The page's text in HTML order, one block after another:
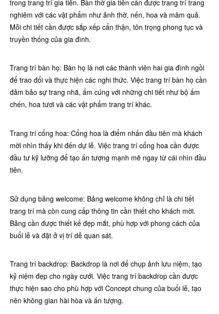
trong trang trí gia tiên. Bàn thờ gia tiên cần được trang trí trang
nghiêm với các vật phẩm như ảnh thờ, nến, hoa và mâm quả.
Mỗi chi tiết cần được sắp xếp cẩn thận, tôn trọng phong tục và
truyền thống của gia đình.
Trang trí bàn họ: Bàn họ là nơi các thành viên hai gia đình ngồi
để trao đổi và thực hiện các nghi thức. Việc trang trí bàn họ cần
đảm bảo sự trang nhã, ấm cúng với những chi tiết như bộ ấm
chén, hoa tươi và các vật phẩm trang trí khác.
Trang trí cổng hoa: Cổng hoa là điểm nhấn đầu tiên mà khách
mời nhìn thấy khi đến dự lễ. Việc trang trí cổng hoa cần được
đầu tư kỹ lưỡng để tạo ấn tượng mạnh mẽ ngay từ cái nhìn đầu
tiên.
Sử dụng bảng welcome: Bảng welcome không chỉ là chi tiết
trang trí mà còn cung cấp thông tin cần thiết cho khách mời.
Bảng cần được thiết kế đẹp mắt, phù hợp với phong cách của
buổi lễ và đặt ở vị trí dễ quan sát.
Trang trí backdrop: Backdrop là nơi để chụp ảnh lưu niệm, tạo
kỷ niệm đẹp cho ngày cưới. Việc trang trí backdrop cần được
thực hiện sao cho phù hợp với Concept chung của buổi lễ, tạo
nên không gian hài hòa và ấn tượng.